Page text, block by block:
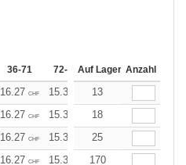
36-71 72-143 144-287 288 +
Auf Lager Anzahl
16.27 CHF 15.37 14.46
13
16.27 CHF 15.37 14.46
18
16.27 CHF 15.37 14.46
25
16.27 CHF 15.37 14.46
170